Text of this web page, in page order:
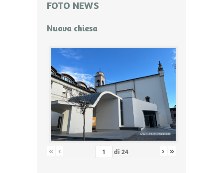
FOTO NEWS
Nuova chiesa
« ‹ di 24 › »